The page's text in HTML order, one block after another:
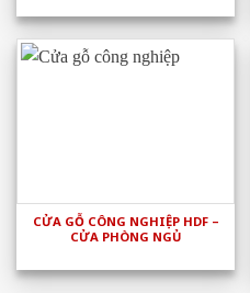
CỬA GỖ CÔNG NGHIỆP HDF –
CỬA PHÒNG NGỦ